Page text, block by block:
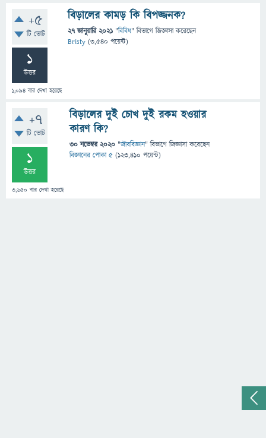
+5
টি ভোট
1
উত্তর
1,094 বার দেখা হয়েছে
বিড়ালের কামড় কি বিপজ্জনক?
27 জানুয়ারি 2021 "বিবিধ" বিভাগে জিজ্ঞাসাকরেছেন
Bristy (3,540 পয়েন্ট)
+7
টি ভোট
1
উত্তর
3,650 বার দেখা হয়েছে
বিড়ালের দুই চোখ দুই রকম হওয়ার
কারণ কি?
30 নভেম্বর 2020 "জীববিজ্ঞান" বিভাগে জিজ্ঞাসাকরেছেন
বিজ্ঞানের পোকা ৫ (123,410 পয়েন্ট)